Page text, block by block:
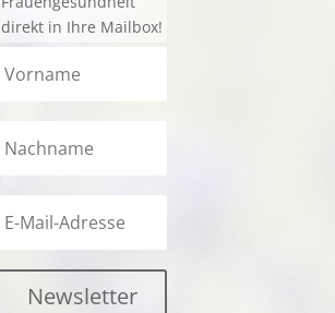
direkt in Ihre Mailbox!
Newsletter